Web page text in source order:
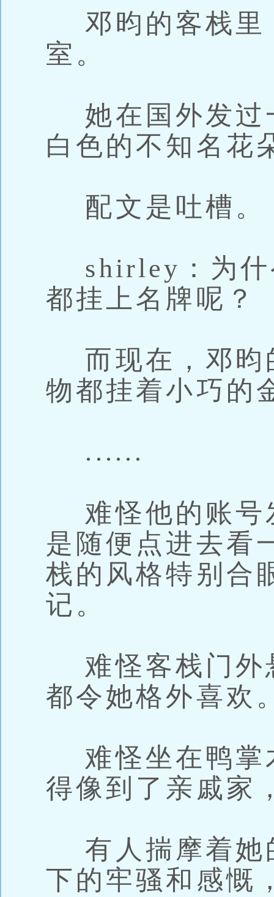
邓昀的客栈里
室。
她在国外发过
白色的不知名花
配文是吐槽。
shirley：为什
都挂上名牌呢？
而现在，邓昀
物都挂着小巧的
......
难怪他的账号
是随便点进去看
栈的风格特别合
记。
难怪客栈门外
都令她格外喜欢
难怪坐在鸭掌
得像到了亲戚家
有人揣摩着她
下的牢骚和感慨